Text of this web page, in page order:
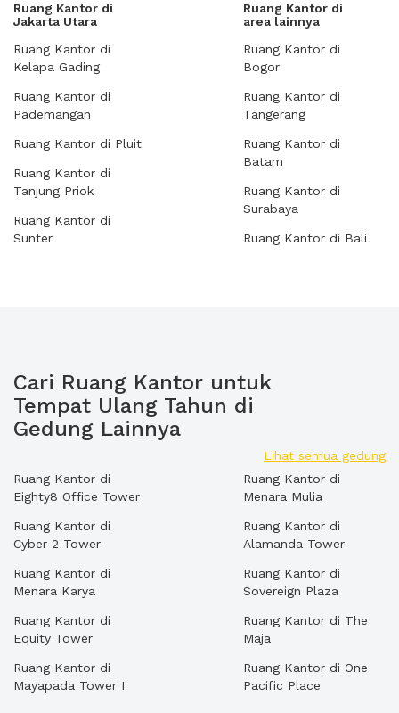
Ruang Kantor di
Jakarta Utara
Ruang Kantor di
Kelapa Gading
Ruang Kantor di
Pademangan
Ruang Kantor di Pluit
Ruang Kantor di
Tanjung Priok
Ruang Kantor di
Sunter
Ruang Kantor di
area lainnya
Ruang Kantor di
Bogor
Ruang Kantor di
Tangerang
Ruang Kantor di
Batam
Ruang Kantor di
Surabaya
Ruang Kantor di Bali
Cari Ruang Kantor untuk
Tempat Ulang Tahun di
Gedung Lainnya
Lihat semua gedung
Ruang Kantor di
Eighty8 Office Tower
Ruang Kantor di
Cyber 2 Tower
Ruang Kantor di
Menara Karya
Ruang Kantor di
Equity Tower
Ruang Kantor di
Mayapada Tower I
Ruang Kantor di
Menara Mulia
Ruang Kantor di
Alamanda Tower
Ruang Kantor di
Sovereign Plaza
Ruang Kantor di The
Maja
Ruang Kantor di One
Pacific Place